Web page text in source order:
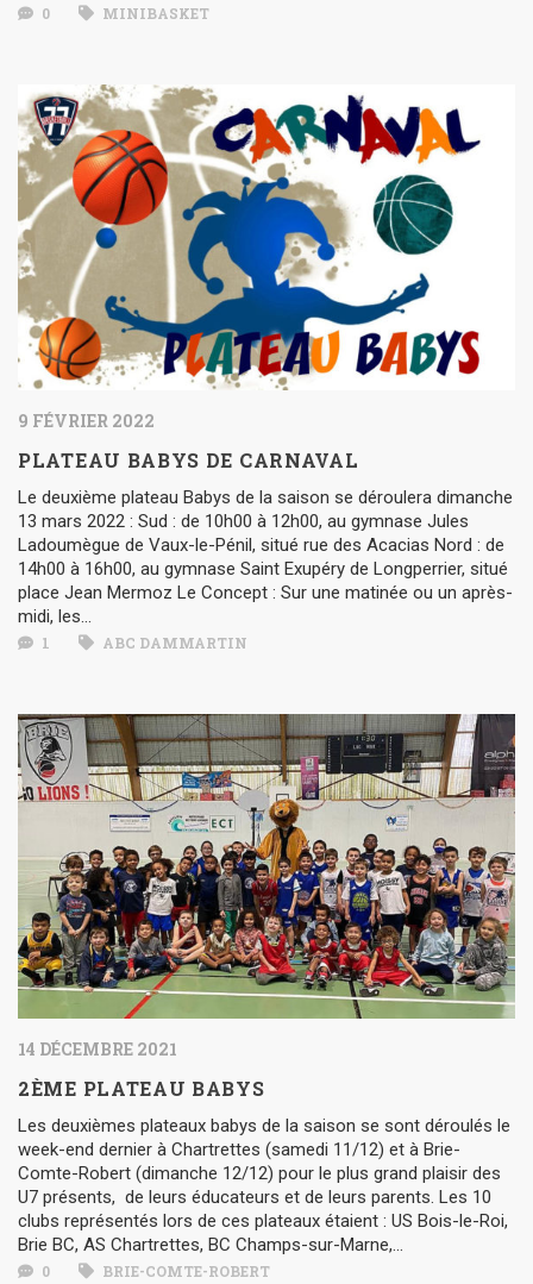
0 MINIBASKET
9 FÉVRIER 2022
PLATEAU BABYS DE CARNAVAL
Le deuxième plateau Babys de la saison se déroulera dimanche
13 mars 2022 : Sud : de 10h00 à 12h00, au gymnase Jules
Ladoumègue de Vaux-le-Pénil, situé rue des Acacias Nord : de
14h00 à 16h00, au gymnase Saint Exupéry de Longperrier, situé
place Jean Mermoz Le Concept : Sur une matinée ou un après-
midi, les...
1 ABC DAMMARTIN
14 DÉCEMBRE 2021
2ÈME PLATEAU BABYS
Les deuxièmes plateaux babys de la saison se sont déroulés le
week-end dernier à Chartrettes (samedi 11/12) et à Brie-
Comte-Robert (dimanche 12/12) pour le plus grand plaisir des
U7 présents, de leurs éducateurs et de leurs parents. Les 10
clubs représentés lors de ces plateaux étaient : US Bois-le-Roi,
Brie BC, AS Chartrettes, BC Champs-sur-Marne,...
0 BRIE-COMTE-ROBERT